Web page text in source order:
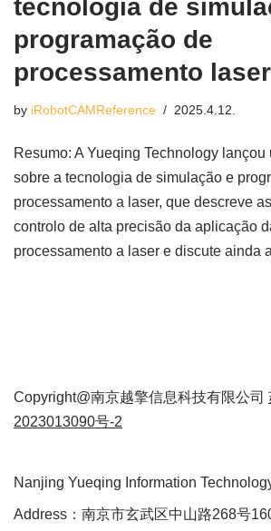
tecnologia de
programação de
processamento laser
by iRobotCAMReference 2025.4.12.
Resumo: A Yueqing Technology
sobre a tecnologia de simulação e
processamento a laser, que descreve
controlo de alta precisão da aplicação
processamento a laser e discute ainda
Copyright@南京越擎信息科技有限公司
2023013090号-2
Nanjing Yueqing Information
Address：南京市玄武区中山路268号